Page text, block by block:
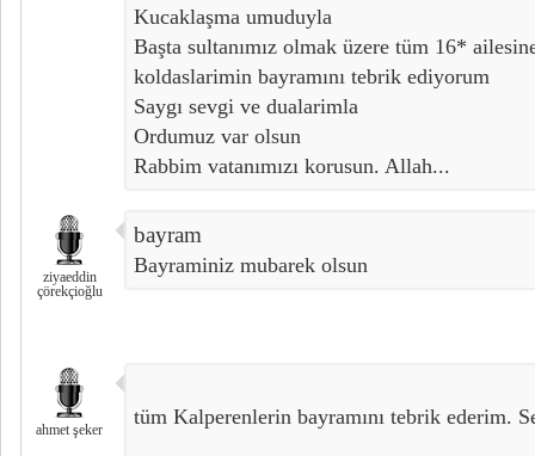
Kucaklaşma umuduyla
Başta sultanımız olmak üzere tüm 16*
koldaslarimin bayramını tebrik ediyorum
Saygı sevgi ve dualarimla
Ordumuz var olsun
Rabbim vatanımızı korusun. Allah...
ziyaeddin
çörekçioğlu
bayram
Bayraminiz mubarek olsun
ahmet şeker
tüm Kalperenlerin bayramını tebrik ederim.